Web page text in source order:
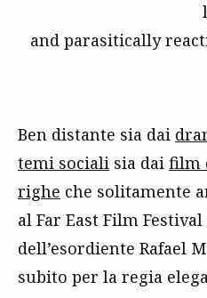
and parasitically
Ben distante sia dai
temi sociali sia dai film
righe che solitamente
al Far East Film
dell’esordiente Rafael
subito per la regia